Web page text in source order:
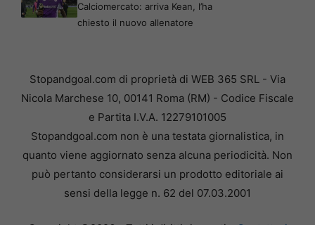
Calciomercato: arriva Kean, l’ha
chiesto il nuovo allenatore
Stopandgoal.com di proprietà di WEB 365 SRL - Via
Nicola Marchese 10, 00141 Roma (RM) - Codice Fiscale
e Partita I.V.A. 12279101005
Stopandgoal.com non è una testata giornalistica, in
quanto viene aggiornato senza alcuna periodicità. Non
può pertanto considerarsi un prodotto editoriale ai
sensi della legge n. 62 del 07.03.2001